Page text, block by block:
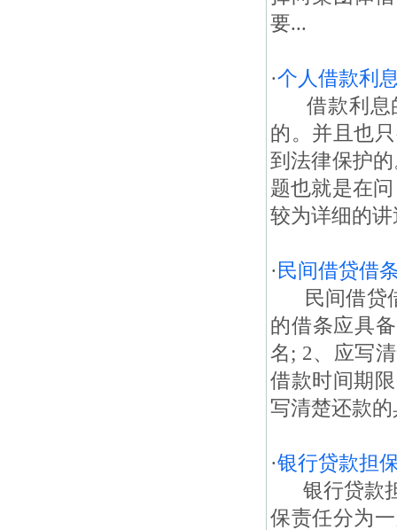
要...
·个人借款利
借款利息
的。并且也
到法律保护
题也就是在
较为详细的
·民间借贷借
民间借贷借
的借条应具
名; 2、应写
借款时间期
写清楚还款
·银行贷款担
银行贷款担
保责任分为